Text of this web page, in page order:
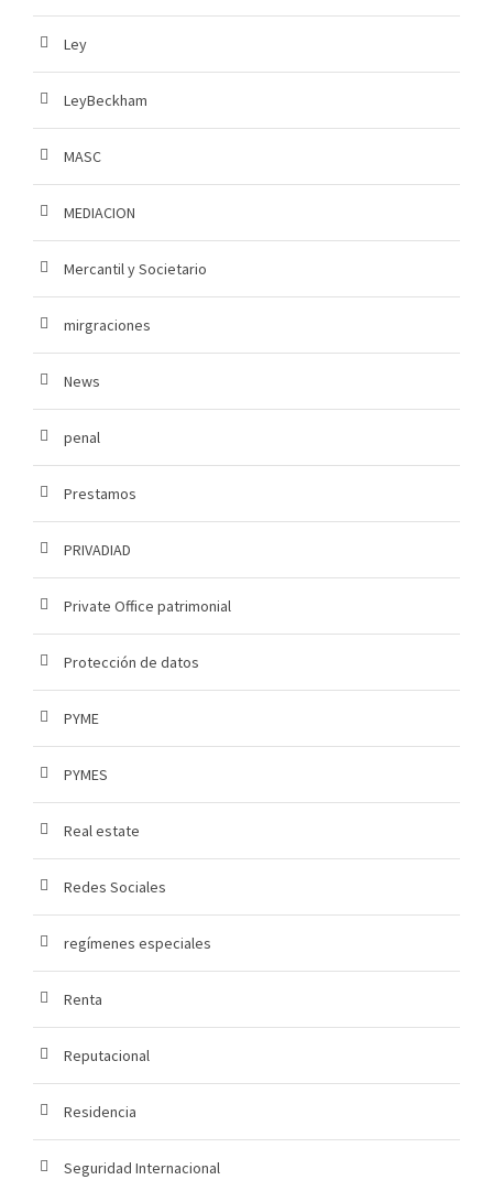
Ley
LeyBeckham
MASC
MEDIACION
Mercantil y Societario
mirgraciones
News
penal
Prestamos
PRIVADIAD
Private Office patrimonial
Protección de datos
PYME
PYMES
Real estate
Redes Sociales
regímenes especiales
Renta
Reputacional
Residencia
Seguridad Internacional